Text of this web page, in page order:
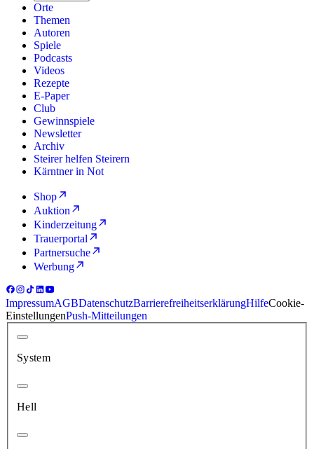
Orte
Themen
Autoren
Spiele
Podcasts
Videos
Rezepte
E-Paper
Club
Gewinnspiele
Newsletter
Archiv
Steirer helfen Steirern
Kärntner in Not
Shop
Auktion
Kinderzeitung
Trauerportal
Partnersuche
Werbung
ImpressumAGBDatenschutzBarrierefreiheitserklärungHilfeCookie-
EinstellungenPush-Mitteilungen
System
Hell